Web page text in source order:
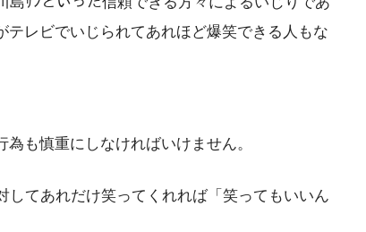
レビでいじられてあれほど爆笑できる人もな
も慎重にしなければいけません。
してあれだけ笑ってくれれば「笑ってもいいん